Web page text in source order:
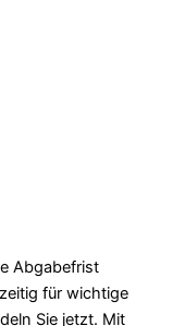
Abgabefrist
für wichtige
Sie jetzt. Mit